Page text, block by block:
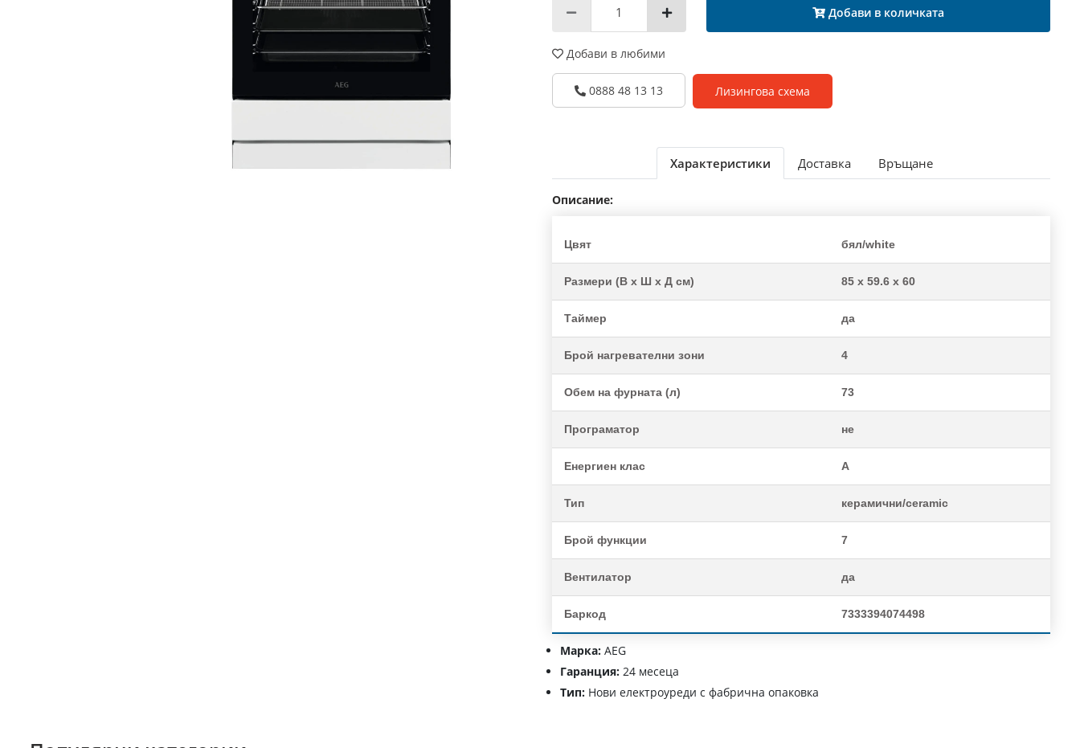
Добави в количката
Добави в любими
0888 48 13 13 Лизингова схема
Характеристики Доставка Връщане
Описание:
Цвят бял/white
Размери (В х Ш х Д см) 85 x 59.6 x 60
Таймер да
Брой нагревателни зони 4
Обем на фурната (л) 73
Програматор не
Енергиен клас A
Тип керамични/ceramic
Брой функции 7
Вентилатор да
Баркод 7333394074498
Марка: AEG
Гаранция: 24 месеца
Тип: Нови електроуреди с фабрична опаковка